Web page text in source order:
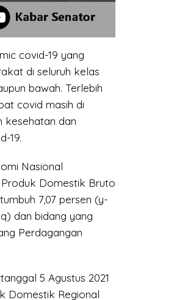
covid-19 yang
di seluruh kelas
bawah. Terlebih
covid masih di
kesehatan dan
19.
Nasional
Domestik Bruto
7,07 persen (y-
dan bidang yang
Perdagangan
5 Agustus 2021
Domestik Regional